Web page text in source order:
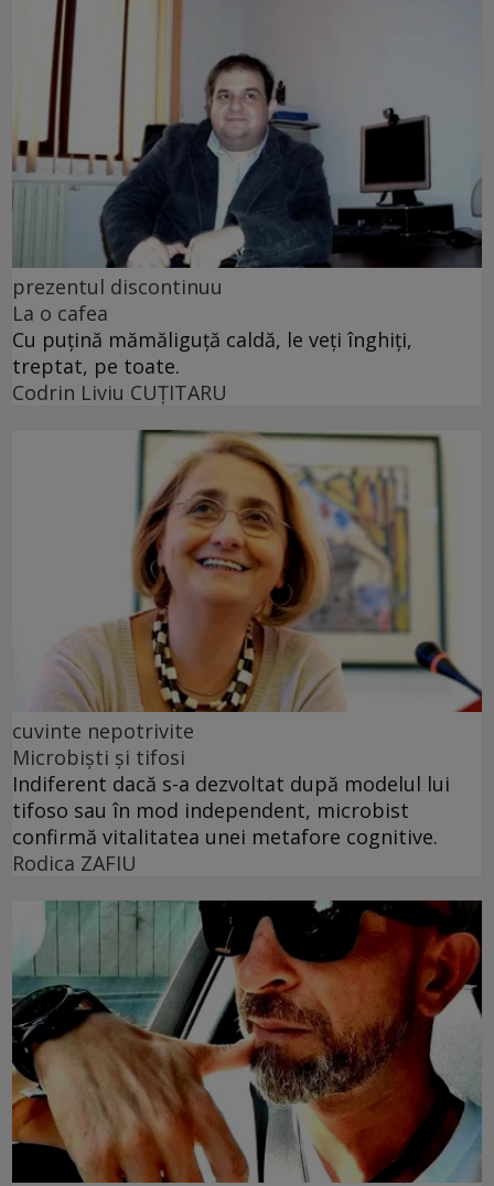
prezentul discontinuu
La o cafea
Cu puţină mămăliguţă caldă, le veţi înghiţi,
treptat, pe toate.
Codrin Liviu CUŢITARU
cuvinte nepotrivite
Microbiști și tifosi
Indiferent dacă s-a dezvoltat după modelul lui
tifoso sau în mod independent, microbist
confirmă vitalitatea unei metafore cognitive.
Rodica ZAFIU